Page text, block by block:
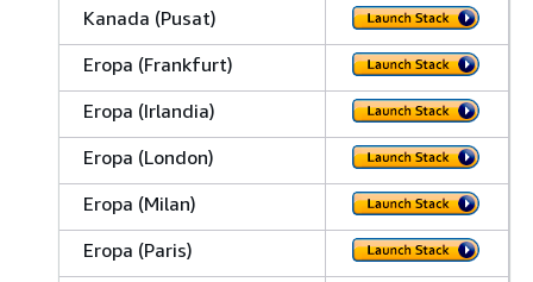
Kanada (Pusat)
Eropa (Frankfurt)
Eropa (Irlandia)
Eropa (London)
Eropa (Milan)
Eropa (Paris)